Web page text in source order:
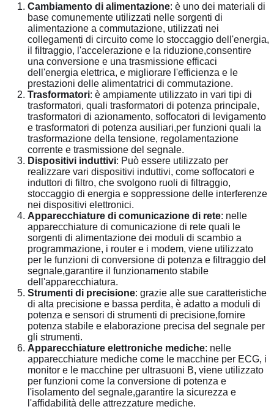
Cambiamento di alimentazione: è uno dei materiali di
base comunemente utilizzati nelle sorgenti di
alimentazione a commutazione, utilizzati nei
collegamenti di circuito come lo stoccaggio dell'energia,
il filtraggio, l'accelerazione e la riduzione,consentire
una conversione e una trasmissione efficaci
dell'energia elettrica, e migliorare l'efficienza e le
prestazioni delle alimentatrici di commutazione.
Trasformatori: è ampiamente utilizzato in vari tipi di
trasformatori, quali trasformatori di potenza principale,
trasformatori di azionamento, soffocatori di levigamento
e trasformatori di potenza ausiliari,per funzioni quali la
trasformazione della tensione, regolamentazione
corrente e trasmissione del segnale.
Dispositivi induttivi: Può essere utilizzato per
realizzare vari dispositivi induttivi, come soffocatori e
induttori di filtro, che svolgono ruoli di filtraggio,
stoccaggio di energia e soppressione delle interferenze
nei dispositivi elettronici.
Apparecchiature di comunicazione di rete: nelle
apparecchiature di comunicazione di rete quali le
sorgenti di alimentazione dei moduli di scambio a
programmazione, i router e i modem, viene utilizzato
per le funzioni di conversione di potenza e filtraggio del
segnale,garantire il funzionamento stabile
dell'apparecchiatura.
Strumenti di precisione: grazie alle sue caratteristiche
di alta precisione e bassa perdita, è adatto a moduli di
potenza e sensori di strumenti di precisione,fornire
potenza stabile e elaborazione precisa del segnale per
gli strumenti.
Apparecchiature elettroniche mediche: nelle
apparecchiature mediche come le macchine per ECG, i
monitor e le macchine per ultrasuoni B, viene utilizzato
per funzioni come la conversione di potenza e
l'isolamento del segnale,garantire la sicurezza e
l'affidabilità delle attrezzature mediche.